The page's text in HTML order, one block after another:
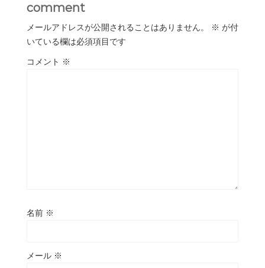
comment
メールアドレスが公開されることはありません。 ※ が付
いている欄は必須項目です
コメント ※
名前 ※
メール ※